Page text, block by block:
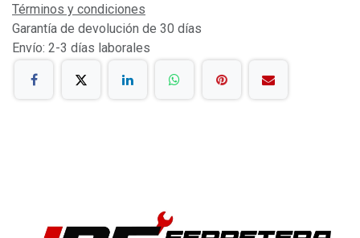
Términos y condiciones
Garantía de devolución de 30 días
Envío: 2-3 días laborales